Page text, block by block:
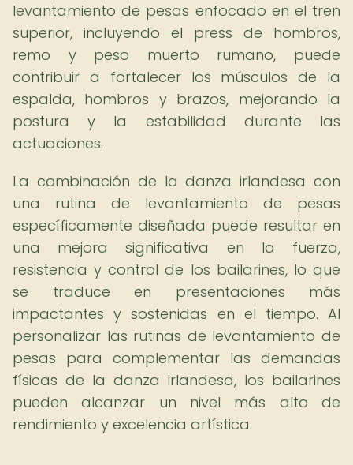
levantamiento de pesas enfocado en el tren
superior, incluyendo el press de hombros,
remo y peso muerto rumano, puede
contribuir a fortalecer los músculos de la
espalda, hombros y brazos, mejorando la
postura y la estabilidad durante las
actuaciones.
La combinación de la danza irlandesa con
una rutina de levantamiento de pesas
específicamente diseñada puede resultar en
una mejora significativa en la fuerza,
resistencia y control de los bailarines, lo que
se traduce en presentaciones más
impactantes y sostenidas en el tiempo. Al
personalizar las rutinas de levantamiento de
pesas para complementar las demandas
físicas de la danza irlandesa, los bailarines
pueden alcanzar un nivel más alto de
rendimiento y excelencia artística.